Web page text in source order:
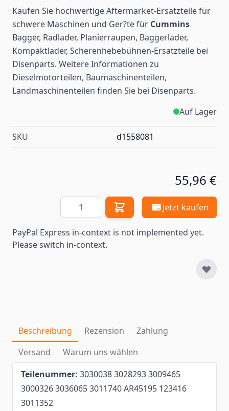
Kaufen Sie hochwertige Aftermarket-Ersatzteile für
schwere Maschinen und Ger?te für Cummins
Bagger, Radlader, Planierraupen, Baggerlader,
Kompaktlader, Scherenhebebühnen-Ersatzteile bei
Disenparts. Weitere Informationen zu
Dieselmotorteilen, Baumaschinenteilen,
Landmaschinenteilen finden Sie bei Disenparts.
Auf Lager
SKU d1558081
55,96 €
Menge Jetzt kaufen
PayPal Express in-context is not implemented yet.
Please switch in-context.
Beschreibung Rezension
Zahlung
Versand
Warum uns wählen
Teilenummer: 3030038 3028293 3009465
3000326 3036065 3011740 AR45195 123416
3011352